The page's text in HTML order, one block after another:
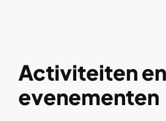
Activiteiten en
evenementen